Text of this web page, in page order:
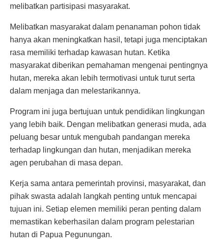
melibatkan partisipasi masyarakat.
Melibatkan masyarakat dalam penanaman pohon tidak
hanya akan meningkatkan hasil, tetapi juga menciptakan
rasa memiliki terhadap kawasan hutan. Ketika
masyarakat diberikan pemahaman mengenai pentingnya
hutan, mereka akan lebih termotivasi untuk turut serta
dalam menjaga dan melestarikannya.
Program ini juga bertujuan untuk pendidikan lingkungan
yang lebih baik. Dengan melibatkan generasi muda, ada
peluang besar untuk mengubah pandangan mereka
terhadap lingkungan dan hutan, menjadikan mereka
agen perubahan di masa depan.
Kerja sama antara pemerintah provinsi, masyarakat, dan
pihak swasta adalah langkah penting untuk mencapai
tujuan ini. Setiap elemen memiliki peran penting dalam
memastikan keberhasilan dalam program pelestarian
hutan di Papua Pegunungan.